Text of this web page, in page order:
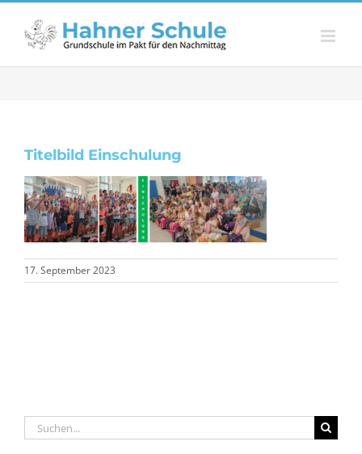
Zum
springen
Titelbild Einschulung
17. September 2023
Suche
nach: